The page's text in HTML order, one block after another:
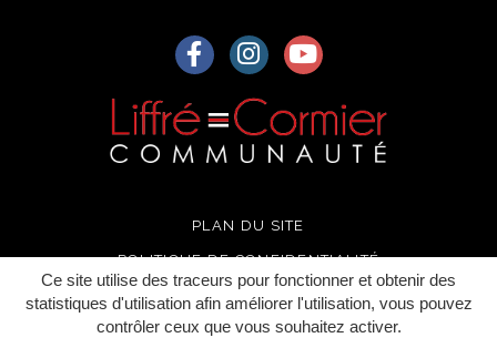
Ce site utilise des traceurs pour fonctionner et obtenir des
statistiques d'utilisation afin améliorer l'utilisation, vous pouvez
contrôler ceux que vous souhaitez activer.
Lien vers le compte Facebook
Lien vers le compte
Lien vers la chaîne
PLAN DU SITE
POLITIQUE DE CONFIDENTIALITÉ
MENTIONS LÉGALES
CRÉDITS